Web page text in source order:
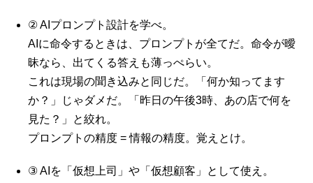
② AIプロンプト設計を学べ。
AIに命令するときは、プロンプトが全てだ。命令が曖
昧なら、出てくる答えも薄っぺらい。
これは現場の聞き込みと同じだ。「何か知ってます
か？」じゃダメだ。「昨日の午後3時、あの店で何を
見た？」と絞れ。
プロンプトの精度 = 情報の精度。 覚えとけ。
③ AIを「仮想上司」や「仮想顧客」として使え。